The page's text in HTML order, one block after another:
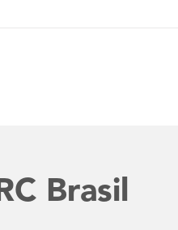
Brasil